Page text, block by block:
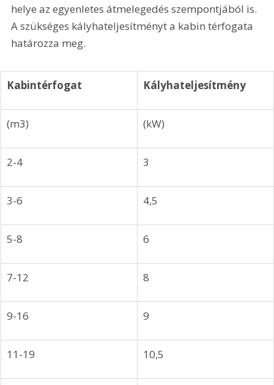
helye az egyenletes átmelegedés szempontjából is.
A szükséges kályhateljesítményt a kabin térfogata
határozza meg.
Kabintérfogat Kályhateljesítmény
(m3) (kW)
2-4 3
3-6 4,5
5-8 6
7-12 8
9-16 9
11-19 10,5